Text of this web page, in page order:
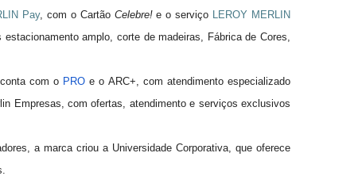
Pay, com o Cartão Celebre!e o serviço LEROY MERLIN
amplo, corte de madeiras, Fábrica de Cores,
com o PRO e o ARC+, com atendimento especializado
Empresas, com ofertas, atendimento e serviços exclusivos
a marca criou a Universidade Corporativa, que oferece